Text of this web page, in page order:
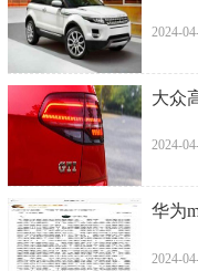
2024-
大众
2024-
华为
2024-